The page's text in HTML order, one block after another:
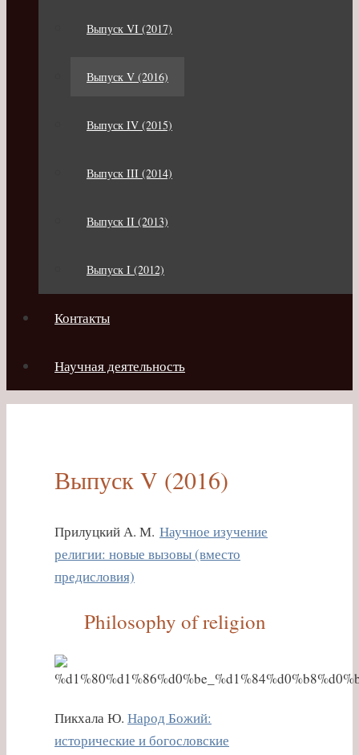
Выпуск VI (2017)
Выпуск V (2016)
Выпуск IV (2015)
Выпуск III (2014)
Выпуск II (2013)
Выпуск I (2012)
Контакты
Научная деятельность
Выпуск V (2016)
Прилуцкий А. М. Научное изучение
религии: новые вызовы (вместо
предисловия)
Philosophy of religion
Пикхала Ю. Народ Божий:
исторические и богословские